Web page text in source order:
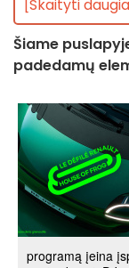
[Skaityti
Šiame
padedamų